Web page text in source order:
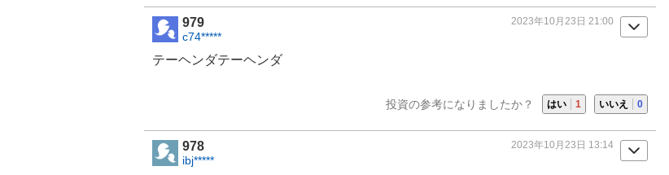
979
c74*****
2023年10月23日 21:00
テーヘンダテーヘンダ
投資の参考になりましたか？ はい 1 いいえ 0
978
ibj*****
2023年10月23日 13:14